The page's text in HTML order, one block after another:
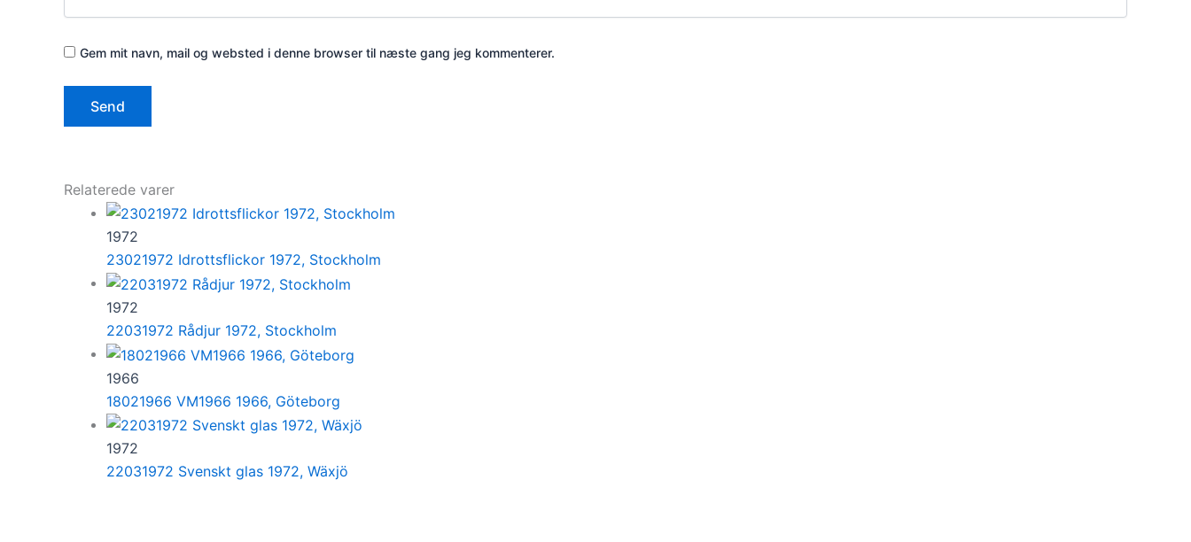
Gem mit navn, mail og websted i denne browser til næste gang jeg kommenterer.
Relaterede varer
1972
23021972 Idrottsflickor 1972, Stockholm
1972
22031972 Rådjur 1972, Stockholm
1966
18021966 VM1966 1966, Göteborg
1972
22031972 Svenskt glas 1972, Wäxjö